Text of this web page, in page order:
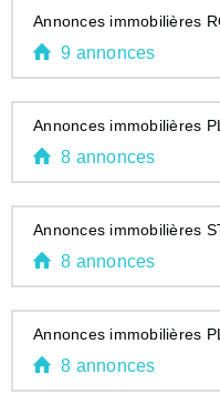
Annonces immobilières
9 annonces
Annonces immobilières
8 annonces
Annonces immobilières
8 annonces
Annonces immobilières
8 annonces